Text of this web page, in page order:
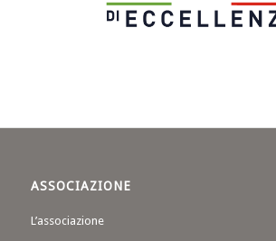
ASSOCIAZIONE
L’associazione